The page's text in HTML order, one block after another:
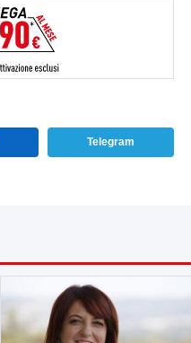
Telegram